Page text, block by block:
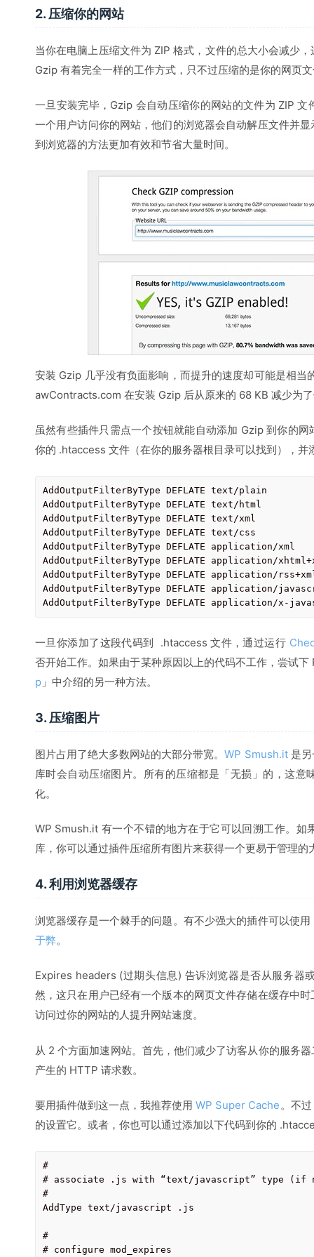
2. 压缩你的网站
当你在电脑上压缩文件为 ZIP 格式，文件的总大小会减少
Gzip 有着完全一样的工作方式，只不过压缩的是你的网页
一旦安装完毕，Gzip 会自动压缩你的网站的文件为 ZIP
一个用户访问你的网站，他们的浏览器会自动解压文件并
到浏览器的方法更加有效和节省大量时间。
安装 Gzip 几乎没有负面影响，而提升的速度却可能是相
awContracts.com 在安装 Gzip 后从原来的 68 KB 减少为
虽然有些插件只需点一个按钮就能自动添加 Gzip 到你的
你的 .htaccess 文件（在你的服务器根目录可以找到），并
AddOutputFilterByType DEFLATE text/plain
AddOutputFilterByType DEFLATE text/html
AddOutputFilterByType DEFLATE text/xml
AddOutputFilterByType DEFLATE text/css
AddOutputFilterByType DEFLATE application/xml
AddOutputFilterByType DEFLATE application/
AddOutputFilterByType DEFLATE application/
AddOutputFilterByType DEFLATE application/
AddOutputFilterByType DEFLATE application/x-
一旦你添加了这段代码到 .htaccess 文件，通过运行
否开始工作。如果由于某种原因以上的代码不工作，尝试
p 」中介绍的另一种方法。
3. 压缩图片
图片占用了绝大多数网站的大部分带宽。WP Smush.it是另
库时会自动压缩图片。所有的压缩都是「无损」的，这意
化。
WP Smush.it 有一个不错的地方在于它可以回溯工作。如
库，你可以通过插件压缩所有图片来获得一个更易于管理的
4. 利用浏览器缓存
浏览器缓存是一个棘手的问题。有不少强大的插件可以使
于弊。
Expires headers (过期头信息) 告诉浏览器是否从服务器
然，这只在用户已经有一个版本的网页文件存储在缓存中
访问过你的网站的人提升网站速度。
从 2 个方面加速网站。首先，他们减少了访客从你的服务
产生的 HTTP 请求数。
要用插件做到这一点，我推荐使用WP Super Cache。不
的设置它。或者，你也可以通过添加以下代码到你的
#
# associate .js with “text/javascript” type (if
#
AddType text/javascript .js
#
# configure mod_expires